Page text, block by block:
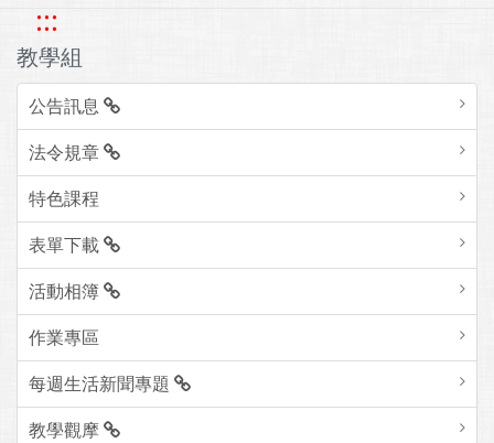
:::
教學組
公告訊息
法令規章
特色課程
表單下載
活動相簿
作業專區
每週生活新聞專題
教學觀摩